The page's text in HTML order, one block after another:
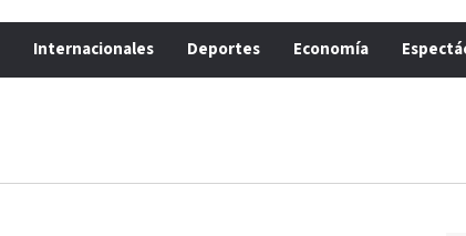
Internacionales Deportes Economía